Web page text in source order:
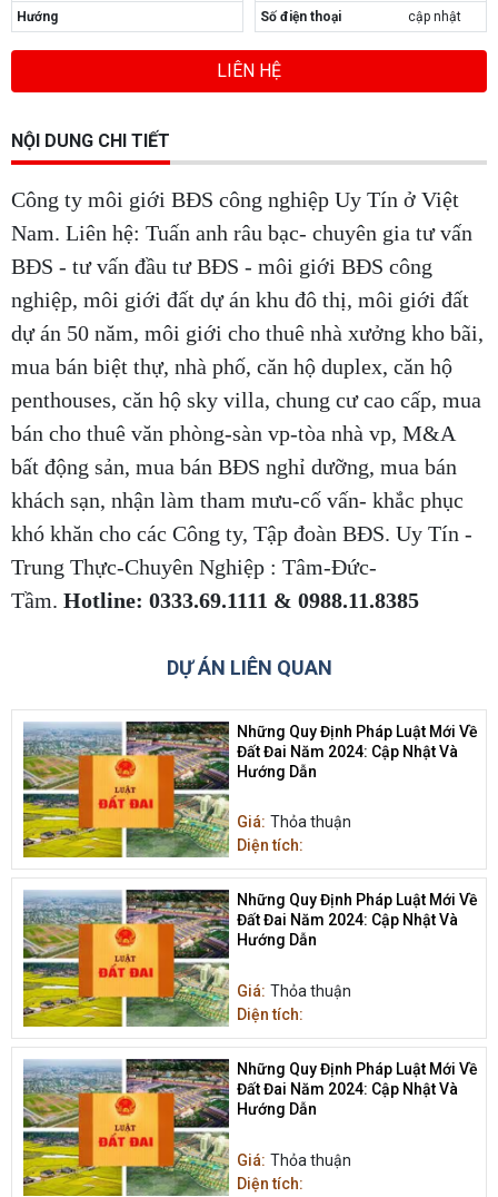
Hướng
Số điện thoại
cập nhật
LIÊN HỆ
NỘI DUNG CHI TIẾT
Công ty môi giới BĐS công nghiệp Uy Tín ở Việt
Nam. Liên hệ: Tuấn anh râu bạc- chuyên gia tư vấn
BĐS - tư vấn đầu tư BĐS - môi giới BĐS công
nghiệp, môi giới đất dự án khu đô thị, môi giới đất
dự án 50 năm, môi giới cho thuê nhà xưởng kho bãi,
mua bán biệt thự, nhà phố, căn hộ duplex, căn hộ
penthouses, căn hộ sky villa, chung cư cao cấp, mua
bán cho thuê văn phòng-sàn vp-tòa nhà vp, M&A
bất động sản, mua bán BĐS nghỉ dưỡng, mua bán
khách sạn, nhận làm tham mưu-cố vấn- khắc phục
khó khăn cho các Công ty, Tập đoàn BĐS. Uy Tín -
Trung Thực-Chuyên Nghiệp : Tâm-Đức-
Tầm. Hotline: 0333.69.1111 & 0988.11.8385
DỰ ÁN LIÊN QUAN
Những Quy Định Pháp Luật Mới Về
Đất Đai Năm 2024: Cập Nhật Và
Hướng Dẫn
Giá: Thỏa thuận
Diện tích:
Những Quy Định Pháp Luật Mới Về
Đất Đai Năm 2024: Cập Nhật Và
Hướng Dẫn
Giá: Thỏa thuận
Diện tích:
Những Quy Định Pháp Luật Mới Về
Đất Đai Năm 2024: Cập Nhật Và
Hướng Dẫn
Giá: Thỏa thuận
Diện tích: